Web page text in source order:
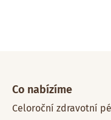
Co nabízíme
Celoroční zdravotní